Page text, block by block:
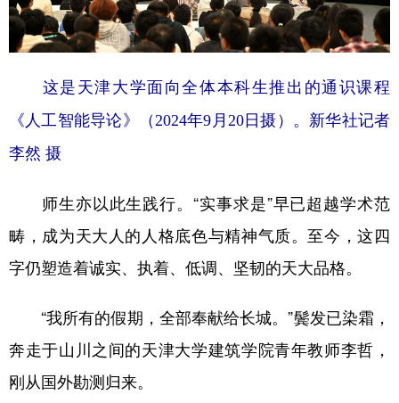
这是天津大学面向全体本科生推出的通识课程
《人工智能导论》（2024年9月20日摄）。新华社记者
李然 摄
师生亦以此生践行。“实事求是”早已超越学术范
畴，成为天大人的人格底色与精神气质。至今，这四
字仍塑造着诚实、执着、低调、坚韧的天大品格。
“我所有的假期，全部奉献给长城。”鬓发已染霜，
奔走于山川之间的天津大学建筑学院青年教师李哲，
刚从国外勘测归来。